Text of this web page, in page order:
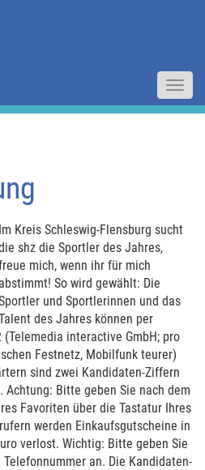
Im Kreis Schleswig-Flensburg sucht
shz die Sportler des Jahres,
mich, wenn ihr für mich
abstimmt! So wird gewählt: Die
und Sportlerinnen und das
des Jahres können per
interactive GmbH; pro
Festnetz, Mobilfunk teurer)
sind zwei Kandidaten-Ziffern
Bitte geben Sie nach dem
Favoriten über die Tastatur Ihres
werden Einkaufsgutscheine in
verlost. Wichtig: Bitte geben Sie
an. Die Kandidaten-